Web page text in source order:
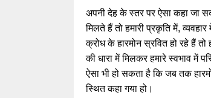
अपनी देह के स्तर पर ऐसा कहा जा
मिलते हैं तो हमारी प्रकृति में,
क्रोध के हारमोन स्रवित हो रहे हैं तो
की धारा में मिलकर हमारे स्वभाव में
ऐसा भी हो सकता है कि जब तक
स्थित कहा गया हो।